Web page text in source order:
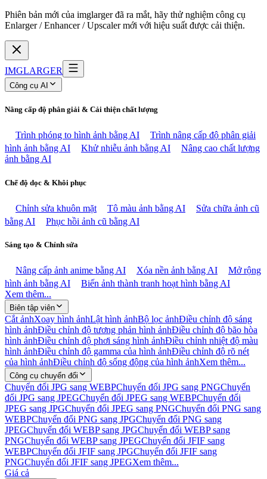
Phiên bản mới của imglarger đã ra mắt, hãy thử nghiệm công cụ
Enlarger / Enhancer / Upscaler mới với hiệu suất được cải thiện.
IMGLARGER
Công cụ AI
Nâng cấp độ phân giải & Cải thiện chất lượng
Trình phóng to hình ảnh bằng AI
Trình nâng cấp độ phân giải
hình ảnh bằng AI
Khử nhiễu ảnh bằng AI
Nâng cao chất lượng
ảnh bằng AI
Chế độ dọc & Khôi phục
Chỉnh sửa khuôn mặt Tô màu ảnh bằng AI
Sửa chữa ảnh cũ
bằng AI
Phục hồi ảnh cũ bằng AI
Sáng tạo & Chỉnh sửa
Nâng cấp ảnh anime bằng AI Xóa nền ảnh bằng AI
Mở rộng
hình ảnh bằng AI
Biến ảnh thành tranh hoạt hình bằng AI
Xem thêm...
Biên tập viên
Cắt ảnhXoay hình ảnhLật hình ảnhBộ lọc ảnhĐiều chỉnh độ sáng
hình ảnhĐiều chỉnh độ tương phản hình ảnhĐiều chỉnh độ bão hòa
hình ảnhĐiều chỉnh độ phơi sáng hình ảnhĐiều chỉnh nhiệt độ màu
hình ảnhĐiều chỉnh độ gamma của hình ảnhĐiều chỉnh độ rõ nét
của hình ảnhĐiều chỉnh độ sống động của hình ảnhXem thêm...
Công cụ chuyển đổi
Chuyển đổi JPG sang WEBPChuyển đổi JPG sang PNGChuyển
đổi JPG sang JPEGChuyển đổi JPEG sang WEBPChuyển đổi
JPEG sang JPGChuyển đổi JPEG sang PNGChuyển đổi PNG sang
WEBPChuyển đổi PNG sang JPGChuyển đổi PNG sang
JPEGChuyển đổi WEBP sang JPGChuyển đổi WEBP sang
PNGChuyển đổi WEBP sang JPEGChuyển đổi JFIF sang
WEBPChuyển đổi JFIF sang JPGChuyển đổi JFIF sang
PNGChuyển đổi JFIF sang JPEGXem thêm...
Giá cả